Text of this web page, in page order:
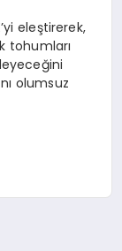
eleştirerek,
tohumları
olumsuz